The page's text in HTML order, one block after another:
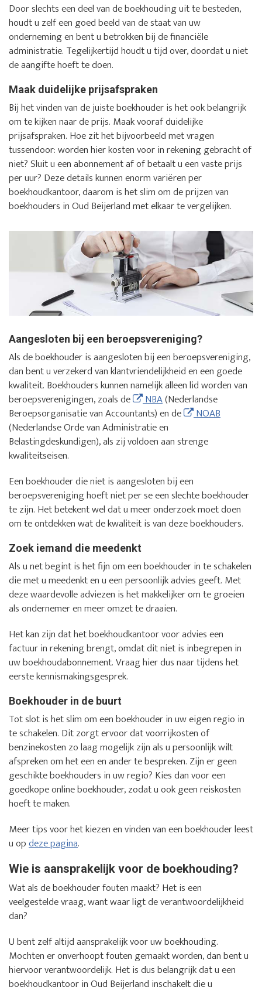
Door slechts een deel van de boekhouding uit te besteden,
houdt u zelf een goed beeld van de staat van uw
onderneming en bent u betrokken bij de financiële
administratie. Tegelijkertijd houdt u tijd over, doordat u niet
de aangifte hoeft te doen.
Maak duidelijke prijsafspraken
Bij het vinden van de juiste boekhouder is het ook belangrijk
om te kijken naar de prijs. Maak vooraf duidelijke
prijsafspraken. Hoe zit het bijvoorbeeld met vragen
tussendoor: worden hier kosten voor in rekening gebracht of
niet? Sluit u een abonnement af of betaalt u een vaste prijs
per uur? Deze details kunnen enorm variëren per
boekhoudkantoor, daarom is het slim om de prijzen van
boekhouders in Oud Beijerland met elkaar te vergelijken.
Aangesloten bij een beroepsvereniging?
Als de boekhouder is aangesloten bij een beroepsvereniging,
dan bent u verzekerd van klantvriendelijkheid en een goede
kwaliteit. Boekhouders kunnen namelijk alleen lid worden van
beroepsverenigingen, zoals de
NBA(Nederlandse
Beroepsorganisatie van Accountants) en de
NOAB
(Nederlandse Orde van Administratie en
Belastingdeskundigen), als zij voldoen aan strenge
kwaliteitseisen.
Een boekhouder die niet is aangesloten bij een
beroepsvereniging hoeft niet per se een slechte boekhouder
te zijn. Het betekent wel dat u meer onderzoek moet doen
om te ontdekken wat de kwaliteit is van deze boekhouders.
Zoek iemand die meedenkt
Als u net begint is het fijn om een boekhouder in te schakelen
die met u meedenkt en u een persoonlijk advies geeft. Met
deze waardevolle adviezen is het makkelijker om te groeien
als ondernemer en meer omzet te draaien.
Het kan zijn dat het boekhoudkantoor voor advies een
factuur in rekening brengt, omdat dit niet is inbegrepen in
uw boekhoudabonnement. Vraag hier dus naar tijdens het
eerste kennismakingsgesprek.
Boekhouder in de buurt
Tot slot is het slim om een boekhouder in uw eigen regio in
te schakelen. Dit zorgt ervoor dat voorrijkosten of
benzinekosten zo laag mogelijk zijn als u persoonlijk wilt
afspreken om het een en ander te bespreken. Zijn er geen
geschikte boekhouders in uw regio? Kies dan voor een
goedkope online boekhouder, zodat u ook geen reiskosten
hoeft te maken.
Meer tips voor het kiezen en vinden van een boekhouder leest
u opdeze pagina.
Wie is aansprakelijk voor de boekhouding?
Wat als de boekhouder fouten maakt? Het is een
veelgestelde vraag, want waar ligt de verantwoordelijkheid
dan?
U bent zelf altijd aansprakelijk voor uw boekhouding.
Mochten er onverhoopt fouten gemaakt worden, dan bent u
hiervoor verantwoordelijk. Het is dus belangrijk dat u een
boekhoudkantoor in Oud Beijerland inschakelt die u